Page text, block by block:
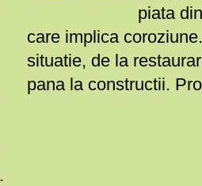
piata
care implica
situatie, de la
pana la constructii.